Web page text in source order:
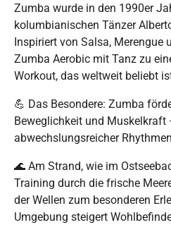
Zumba wurde in den 1990er
kolumbianischen Tänzer
Inspiriert von Salsa, Merengue
Zumba Aerobic mit Tanz zu
Workout, das weltweit beliebt
💪 Das Besondere: Zumba
Beweglichkeit und Muskelkraft
abwechslungsreicher
🌊 Am Strand, wie im
Training durch die frische
der Wellen zum besonderen
Umgebung steigert